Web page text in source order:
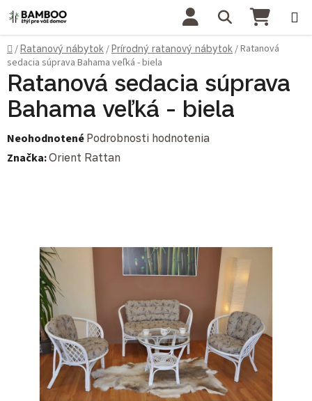
Prejsť na obsah Hľadať
Domov
/Ratanový nábytok /Prírodný ratanový nábytok /Ratanová
sedacia súprava Bahama veľká - biela
Ratanová sedacia súprava
Bahama veľká - biela
Priemerné hodnotenie produktu je 0,0 z 5 hviezdičiek.
Neohodnotené Podrobnosti hodnotenia
Značka:Orient Rattan